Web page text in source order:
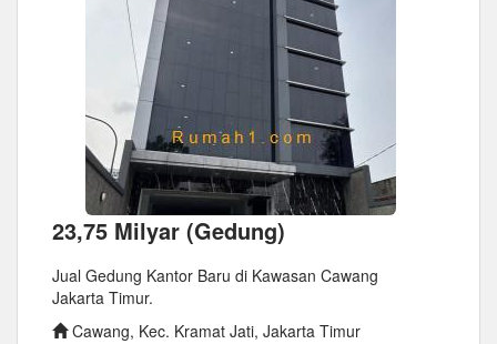
23,75 Milyar (Gedung)
Jual Gedung Kantor Baru di Kawasan Cawang
Jakarta Timur.
Cawang, Kec. Kramat Jati, Jakarta Timur